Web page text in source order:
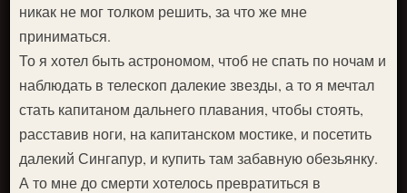
никак не мог толком решить, за что же мне
приниматься.
То я хотел быть астрономом, чтоб не спать по ночам и
наблюдать в телескоп далекие звезды, а то я мечтал
стать капитаном дальнего плавания, чтобы стоять,
расставив ноги, на капитанском мостике, и посетить
далекий Сингапур, и купить там забавную обезьянку.
А то мне до смерти хотелось превратиться в